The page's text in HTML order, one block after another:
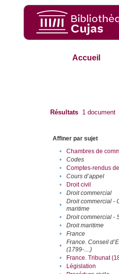
Accueil
Résultats 1 document
Affiner par sujet
•
Chambres de
•
Codes
•
Comptes-rendus
•
Cours d’appel
•
Droit civil
•
Droit commercial
•
Droit commercial -
maritime
• Droit commercial -
•
Droit maritime
•
France
•
France. Conseil
(1799-....)
• France. Tribunat
•
Législation